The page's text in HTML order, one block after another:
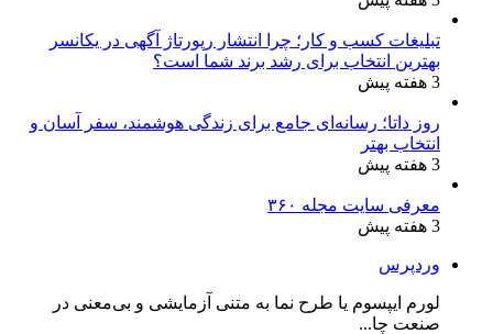
تبلیغات کسب و کار؛ چرا انتشار رپورتاژ آگهی در یکانسر
بهترین انتخاب برای رشد برند شما است؟
3 هفته پیش
روز داتا؛ رسانه‌ای جامع برای زندگی هوشمند، سفر آسان و
انتخاب بهتر
3 هفته پیش
معرفی سایت مجله ۳۶۰
3 هفته پیش
وردپرس
لورم ایپسوم یا طرح‌ نما به متنی آزمایشی و بی‌معنی در
صنعت چا...